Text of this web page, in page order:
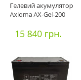
Гелевий акумулятор
Axioma AX-Gel-200
15 840 грн.